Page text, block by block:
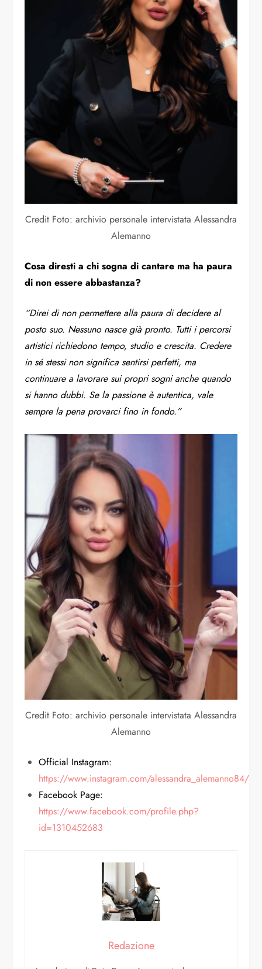
Credit Foto: archivio personale intervistata Alessandra
Alemanno
Cosa diresti a chi sogna di cantare ma ha paura
di non essere abbastanza?
“Direi di non permettere alla paura di decidere al
posto suo. Nessuno nasce già pronto. Tutti i percorsi
artistici richiedono tempo, studio e crescita. Credere
in sé stessi non significa sentirsi perfetti, ma
continuare a lavorare sui propri sogni anche quando
si hanno dubbi. Se la passione è autentica, vale
sempre la pena provarci fino in fondo.”
Credit Foto: archivio personale intervistata Alessandra
Alemanno
Official Instagram:
https://www.instagram.com/alessandra_alemanno84/
Facebook Page:
https://www.facebook.com/profile.php?
id=1310452683
Redazione